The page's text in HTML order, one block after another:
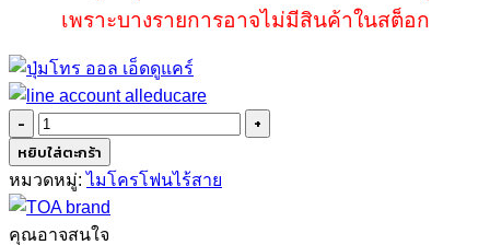
เพราะบางรายการอาจไม่มีสินค้าในสต็อก
จำนวน
TOA
WH-
4000S
ชิ้น
หยิบใส่ตะกร้า
หมวดหมู่:ไมโครโฟนไร้สาย
คุณอาจสนใจ